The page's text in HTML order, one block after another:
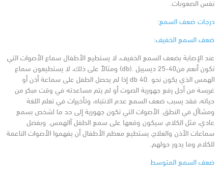
نفس الصعوبات.
درجات ضعف السمع:
ضعف السمع الخفيف:
عند الإصابة بضعف السمع الخفيف، لا يستطيع الأطفال سماع الأصوات التي
تكون أنعم من40-25 ديسيبل .(db) ومثالاً على ذلك، لا يستطيعون سماع
الهمس الذي يكون نحو .db 40
إذا لم يحصل الطفل على سماعة أذن أو
غريسة من أجل رفع جهورية الصوت أو لم يتم مساعدته في وقت مبكر من
حياته، فقد يسبب ضعف السمع عدم الانتباه، وتأخيرات في تعلم اللغة
ومشاآل في النطق. الأصوات التي تكون جهورية إلى حد ما لشخص بسمع
عادي، مثل الكلام، سيكون وقعها على سمع الطفل آالهمس. وبفضل
سماعات الأذن والعلاج، يستطيع معظم الأطفال أن يفهموا الأصوات الناعمة
للكلام وما يدور حولهم.
ضعف السمع المتوسط